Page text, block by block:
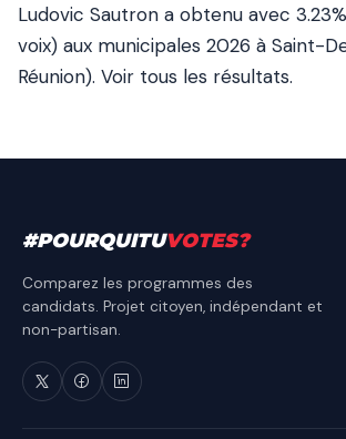
Ludovic Sautron a obtenu avec
voix) aux municipales 2026 à Saint-
Réunion). Voir tous les résultats.
#POURQUITUVOTES?
Comparez les programmes des
candidats. Projet citoyen, indépendant et
non-partisan.